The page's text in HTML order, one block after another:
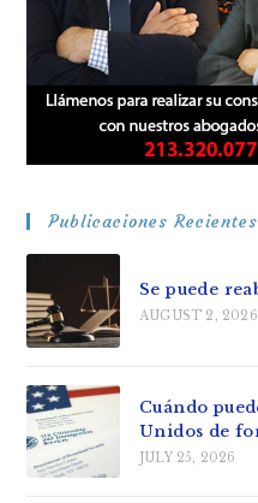
Publicaciones Recientes
Se puede
AUGUST 2, 2026
Cuándo
Unidos de
JULY 25, 2026